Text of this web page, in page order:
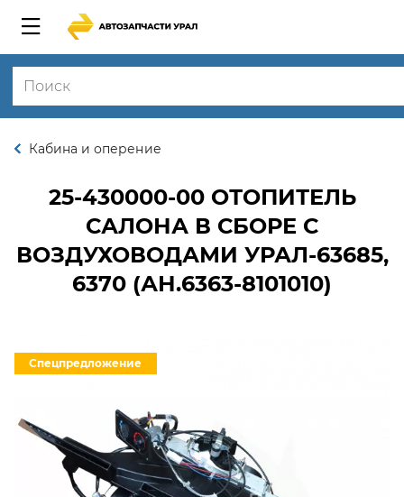
Кабина и оперение
25-430000-00ОТОПИТЕЛЬ
САЛОНА В СБОРЕ С
ВОЗДУХОВОДАМИ УРАЛ-63685,
6370 (АН.6363-8101010)
Спецпредложение